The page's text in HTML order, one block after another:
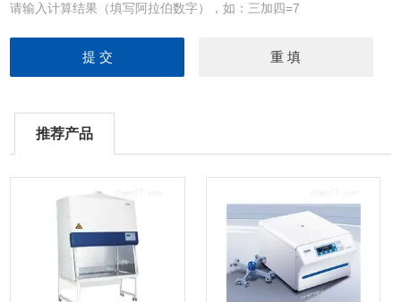
请输入计算结果（填写阿拉伯数字），如：三加四=7
推荐产品